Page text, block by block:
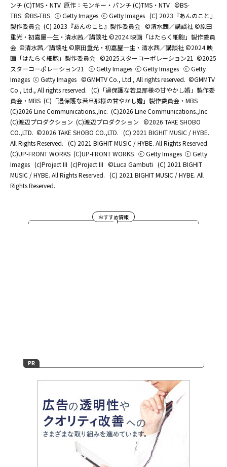
ンチ (C)TMS・NTV 原作：モンキー・パンチ (C)TMS・NTV ©BS-
TBS ©BS-TBS ⓒ Getty Images ⓒ Getty Images (C) 2023『あんのこと』
製作委員会 (C) 2023『あんのこと』製作委員会 ©清水茜／講談社 ©原田
重光・初嘉屋一生・清水茜／講談社 ©2024 映画「はたらく細胞」製作委員
会 ©清水茜／講談社 ©原田重光・初嘉屋一生・清水茜／講談社 ©2024 映
画「はたらく細胞」製作委員会 ©2025スターコーポレーション21 ©2025
スターコーポレーション21
ⓒ Getty Images ⓒ Getty Images ⓒ Getty
Images ⓒ Getty Images ©GMMTV Co., Ltd., All rights reserved. ©GMMTV
Co., Ltd., All rights reserved. (C)「過保護な若旦那様の甘やかし婚」製作委
員会・MBS (C)「過保護な若旦那様の甘やかし婚」製作委員会・MBS
(C)2026 Line Communications.,Inc. (C)2026 Line Communications.,Inc.
(C)渡辺プロダクション (C)渡辺プロダクション ©2026 TAKE SHOBO
CO.,LTD. ©2026 TAKE SHOBO CO.,LTD. (C) 2021 BIGHIT MUSIC / HYBE.
All Rights Reserved. (C) 2021 BIGHIT MUSIC / HYBE. All Rights Reserved.
(C)UP-FRONT WORKS (C)UP-FRONT WORKS ⓒ Getty Images ⓒ Getty
Images (c)Project III (c)Project III ©Luca Gambuti (C) 2021 BIGHIT
MUSIC / HYBE. All Rights Reserved. (C) 2021 BIGHIT MUSIC / HYBE. All
Rights Reserved.
おすすめ情報